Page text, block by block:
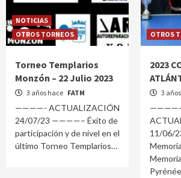
NOTICIAS
OTROS TORNEOS
Torneo Templarios
Monzón – 22 Julio 2023
3 años hace FATM
————- ACTUALIZACIÓN
24/07/23 ————– Éxito de
participación y de nivel en el
último Torneo Templarios
OTROS
2023
3
11/